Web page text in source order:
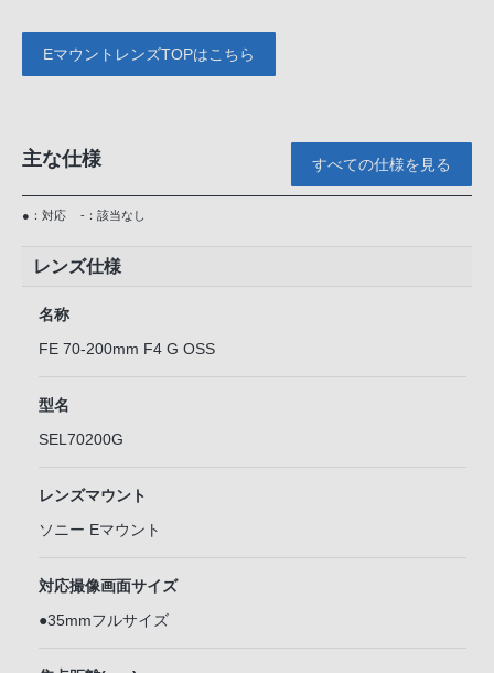
EマウントレンズTOPはこちら
主な仕様 すべての仕様を見る
●：対応 -：該当なし
レンズ仕様
名称
FE 70-200mm F4 G OSS
型名
SEL70200G
レンズマウント
ソニー Eマウント
対応撮像画面サイズ
●35mmフルサイズ